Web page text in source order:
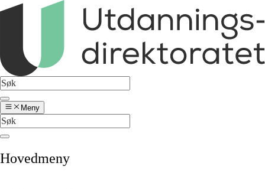
Meny
Hovedmeny